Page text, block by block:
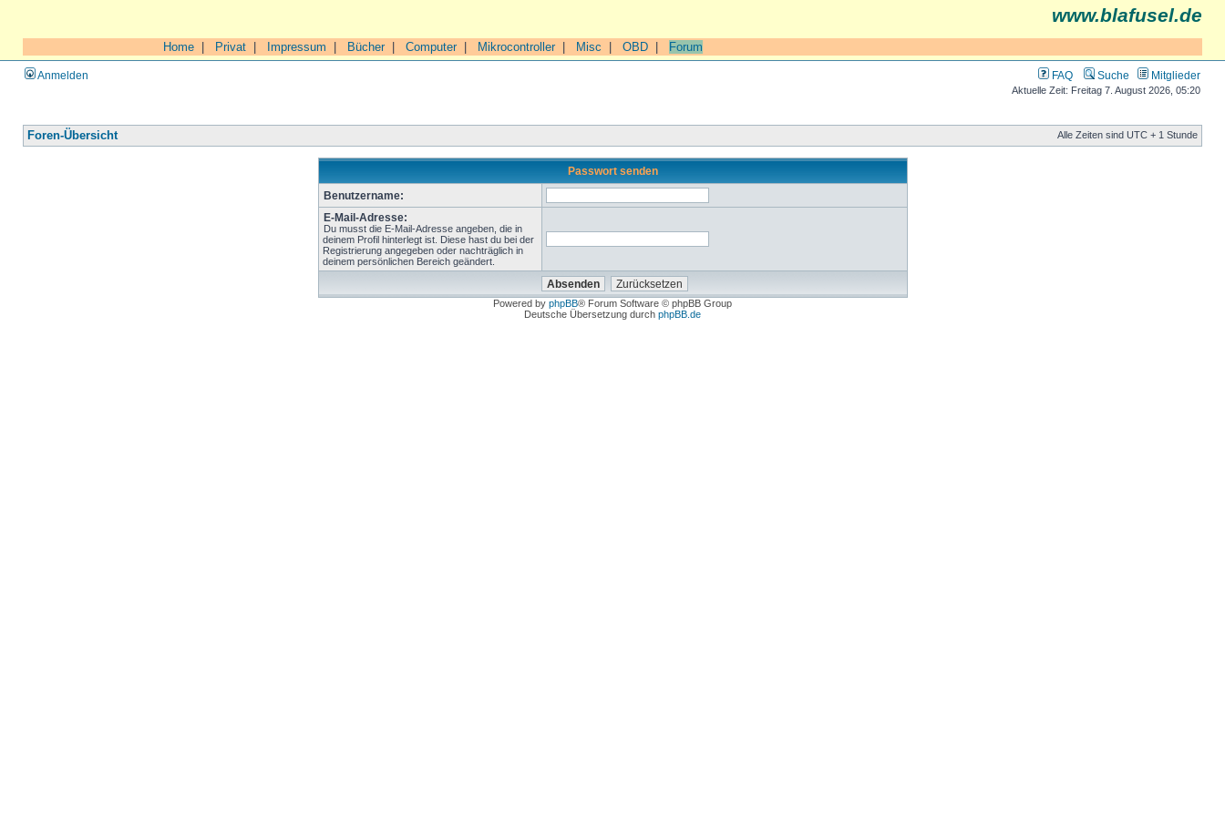
www.blafusel.de
Home Privat Impressum Bücher| Computer| Mikrocontroller| Misc OBD Forum
Anmelden FAQ Suche Mitglieder
Aktuelle Zeit: Freitag 7. August 2026, 05:20
Foren-Übersicht Alle Zeiten sind UTC + 1 Stunde
Passwort senden
Benutzername:
E-Mail-Adresse:
Du musst die E-Mail-Adresse angeben, die in
deinem Profil hinterlegt ist. Diese hast du bei der
Registrierung angegeben oder nachträglich in
deinem persönlichen Bereich geändert.
Powered by phpBB® Forum Software © phpBB Group
Deutsche Übersetzung durch phpBB.de